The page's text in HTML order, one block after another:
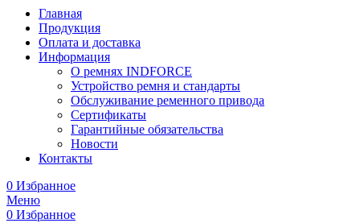
Главная
Продукция
Оплата и доставка
Информация
О ремнях INDFORCE
Устройство ремня и стандарты
Обслуживание ременного привода
Сертификаты
Гарантийные обязательства
Новости
Контакты
0 Избранное
Меню
0 Избранное